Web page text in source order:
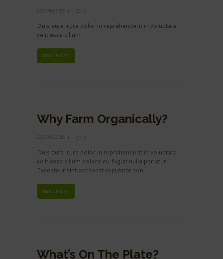
25/09/2015 0
Duis aute irure dolor in reprehenderit in voluptate
velit esse cillum
READ MORE
Why Farm Organically?
22/09/2015 0
Duis aute irure dolor in reprehenderit in voluptate
velit esse cillum dolore eu fugiat nulla pariatur.
Excepteur sint occaecat cupidatat non…
READ MORE
What’s On The Plate?